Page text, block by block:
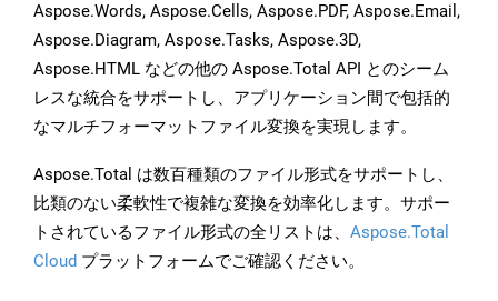
Aspose.Words, Aspose.Cells, Aspose.PDF, Aspose.Email,
Aspose.Diagram, Aspose.Tasks, Aspose.3D,
Aspose.HTML などの他の Aspose.Total API とのシーム
レスな統合をサポートし、アプリケーション間で包括的
なマルチフォーマットファイル変換を実現します。
Aspose.Total は数百種類のファイル形式をサポートし、
比類のない柔軟性で複雑な変換を効率化します。サポー
トされているファイル形式の全リストは、 Aspose.Total
Cloud プラットフォームでご確認ください。